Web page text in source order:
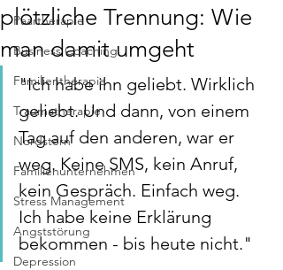
Paartherapie
Business Coaching
Familientherapie
Traumatherapie
Nordstern
Familienunternehmen
Stress Management
Angststörung
Depression
plötzliche Trennung: Wie
man damit umgeht
"Ich habe ihn geliebt. Wirklich
geliebt. Und dann, von einem
Tag auf den anderen, war er
weg. Keine SMS, kein Anruf,
kein Gespräch. Einfach weg.
Ich habe keine Erklärung
bekommen - bis heute nicht."